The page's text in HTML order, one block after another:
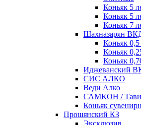
Коньяк 5
Коньяк 5
Коньяк 7
Шахназарян
Коньяк 0,5
Коньяк
Коньяк
Иджеванский
СИС АЛКО
Веди Алко
САМКОН /
Коньяк
Прошянский КЗ
Эксклюзив